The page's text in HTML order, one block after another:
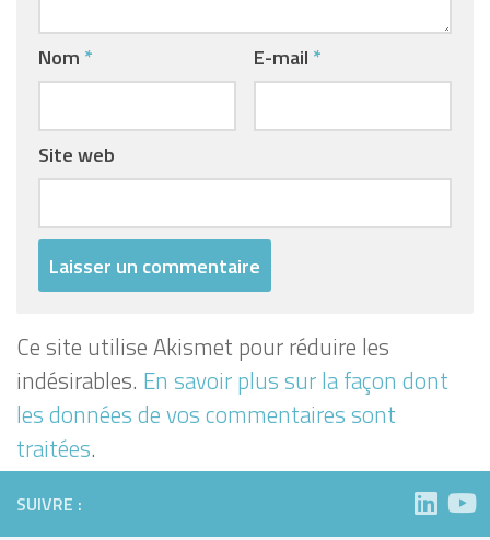
Nom * E-mail *
Site web
Ce site utilise Akismet pour réduire les
indésirables. En savoir plus sur la façon dont
les données de vos commentaires sont
traitées.
SUIVRE :